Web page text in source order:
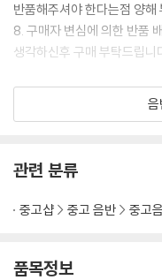
반품해주셔야 한다는점 양해
8. 구매자 변심에 의한 반품
생각하신후 구매 부탁드립니
2506495 Puff Daddy
니뮤직 1997 / 장르 :
음
관련 분류
중고샵 중고 음반 중고
품목정보